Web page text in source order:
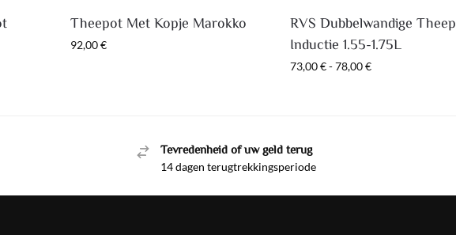
Theepot Met Kopje Marokko
92,00€
RVS Dubbelwandige
Inductie 1.55-1.75L
73,00€-78,00€
Tevredenheid of uw geld terug
14 dagen terugtrekkingsperiode